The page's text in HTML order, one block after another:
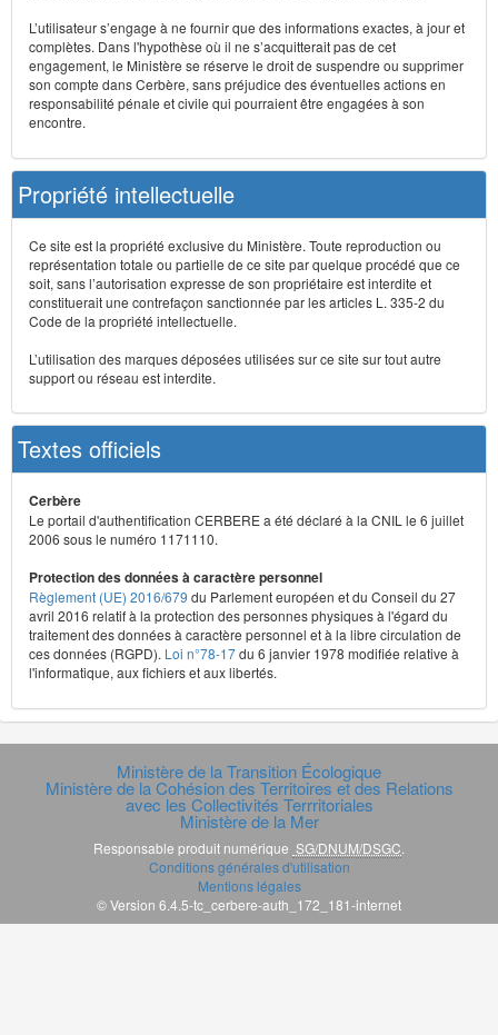
L’utilisateur s’engage à ne fournir que des informations exactes, à jour et
complètes. Dans l'hypothèse où il ne s’acquitterait pas de cet
engagement, le Ministère se réserve le droit de suspendre ou supprimer
son compte dans Cerbère, sans préjudice des éventuelles actions en
responsabilité pénale et civile qui pourraient être engagées à son
encontre.
Propriété intellectuelle
Ce site est la propriété exclusive du Ministère. Toute reproduction ou
représentation totale ou partielle de ce site par quelque procédé que ce
soit, sans l’autorisation expresse de son propriétaire est interdite et
constituerait une contrefaçon sanctionnée par les articles L. 335-2 du
Code de la propriété intellectuelle.
L’utilisation des marques déposées utilisées sur ce site sur tout autre
support ou réseau est interdite.
Textes officiels
Cerbère
Le portail d'authentification CERBERE a été déclaré à la CNIL le 6 juillet
2006 sous le numéro 1171110.
Protection des données à caractère personnel
Règlement (UE) 2016/679 du Parlement européen et du Conseil du 27
avril 2016 relatif à la protection des personnes physiques à l'égard du
traitement des données à caractère personnel et à la libre circulation de
ces données (RGPD). Loi n°78-17du 6 janvier 1978 modifiée relative à
l'informatique, aux fichiers et aux libertés.
Ministère de la Transition Écologique
Ministère de la Cohésion des Territoires et des Relations
avec les Collectivités Terrritoriales
Ministère de la Mer
Responsable produit numérique SG/DNUM/DSGC
Conditions générales d'utilisation
Mentions légales
© Version 6.4.5-tc_cerbere-auth_172_181-internet